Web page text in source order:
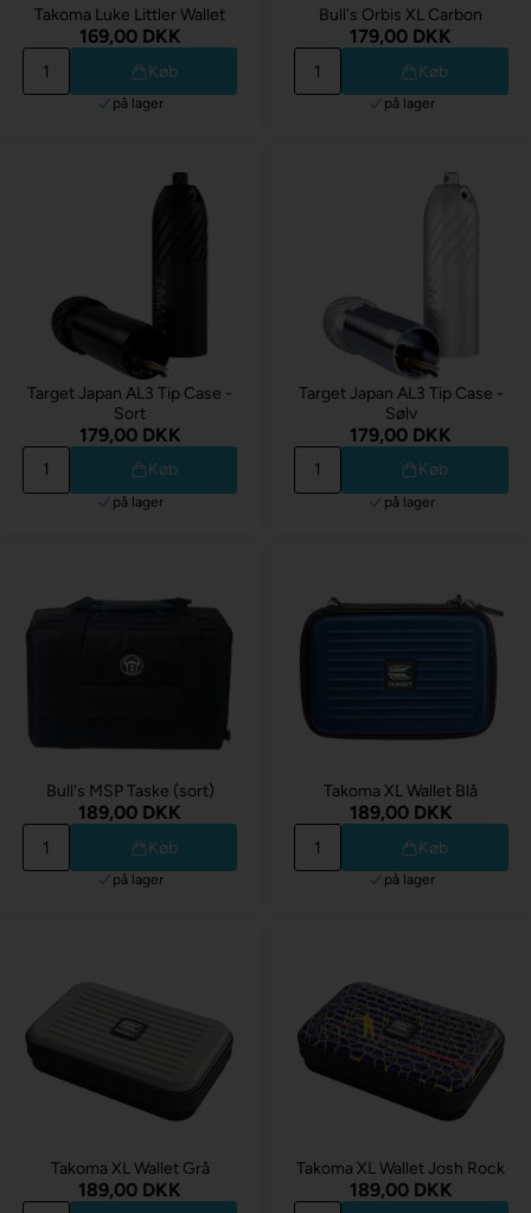
Takoma Luke Littler Wallet
169,00 DKK
Køb
på lager
Bull's Orbis XL Carbon
179,00 DKK
Køb
på lager
Target Japan AL3 Tip Case -
Sort
179,00 DKK
Køb
på lager
Target Japan AL3 Tip Case -
Sølv
179,00 DKK
Køb
på lager
Bull's MSP Taske (sort)
189,00 DKK
Køb
på lager
Takoma XL Wallet Blå
189,00 DKK
Køb
på lager
Takoma XL Wallet Grå
189,00 DKK
Takoma XL Wallet Josh Rock
189,00 DKK